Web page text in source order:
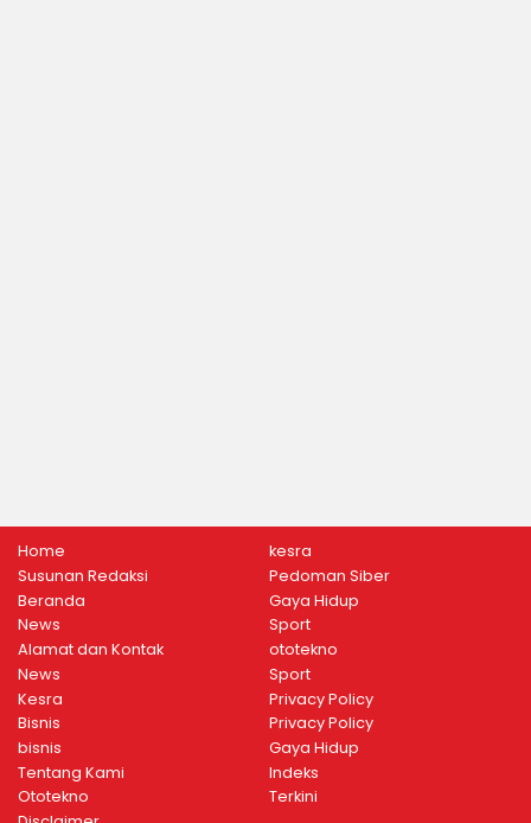
Home
Susunan Redaksi
Beranda
News
Alamat dan Kontak
News
Kesra
Bisnis
bisnis
Tentang Kami
Ototekno
kesra
Pedoman Siber
Gaya Hidup
Sport
ototekno
Sport
Privacy Policy
Privacy Policy
Gaya Hidup
Indeks
Terkini